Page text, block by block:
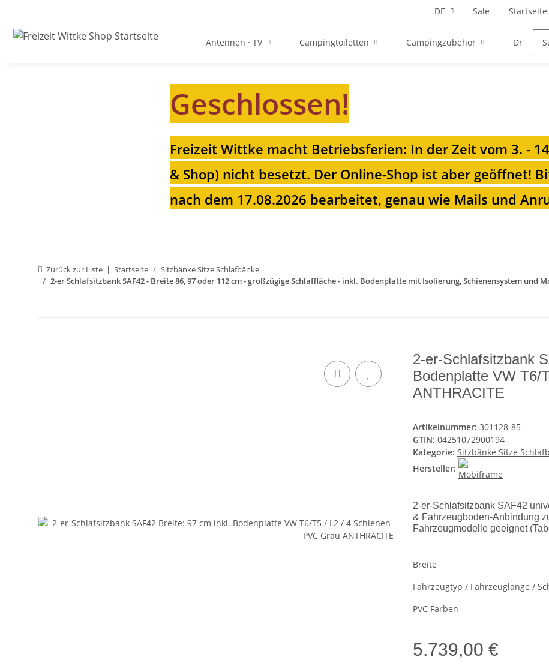
DE Sale Startseite
Antennen · TV Campingtoiletten Campingzubehör
Geschlossen!
Freizeit Wittke macht Betriebsferien: In der Zeit vom 3. -
& Shop) nicht besetzt. Der Online-Shop ist aber geöffnet!
nach dem 17.08.2026 bearbeitet, genau wie Mails und
Zurück zur Liste Startseite
Sitzbänke Sitze Schlafbänke
2-er Schlafsitzbank SAF42 - Breite 86, 97 oder 112 cm - großzügige Schlaffläche - inkl. Bodenplatte mit Isolierung, Schienensystem und
2-er-Schlafsitzbank
Bodenplatte VW T6/
ANTHRACITE
Artikelnummer: 301128-85
GTIN: 04251072900194
Kategorie: Sitzbänke Sitze
Hersteller:
2-er-Schlafsitzbank SAF42
& Fahrzeugboden-Anbindung
Fahrzeugmodelle geeignet
Breite
Fahrzeugtyp / Fahrzeuglänge /
PVC Farben
5.739,00 €